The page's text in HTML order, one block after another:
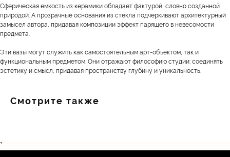
Сферическая емкость из керамики обладает фактурой, словно созданной
природой. А прозрачные основания из стекла подчеркивают архитектурный
замысел автора, придавая композиции эффект парящего в невесомости
предмета.
Эти вазы могут служить как самостоятельным арт-объектом, так и
функциональным предметом. Они отражают философию студии: соединять
эстетику и смысл, придавая пространству глубину и уникальность.
Смотрите также
`